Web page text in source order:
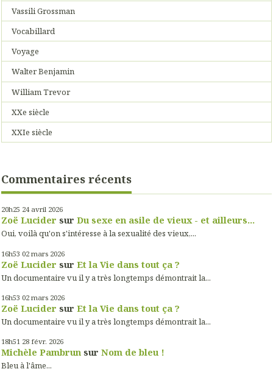
Vassili Grossman
Vocabillard
Voyage
Walter Benjamin
William Trevor
XXe siècle
XXIe siècle
Commentaires récents
20h25 24 avril 2026
Zoë Lucider sur Du sexe en asile de vieux - et ailleurs...
Oui, voilà qu'on s'intéresse à la sexualité des vieux,...
16h53 02 mars 2026
Zoë Lucider sur Et la Vie dans tout ça ?
Un documentaire vu il y a très longtemps démontrait la...
16h53 02 mars 2026
Zoë Lucider sur Et la Vie dans tout ça ?
Un documentaire vu il y a très longtemps démontrait la...
18h51 28 févr. 2026
Michèle Pambrun sur Nom de bleu !
Bleu à l'âme...